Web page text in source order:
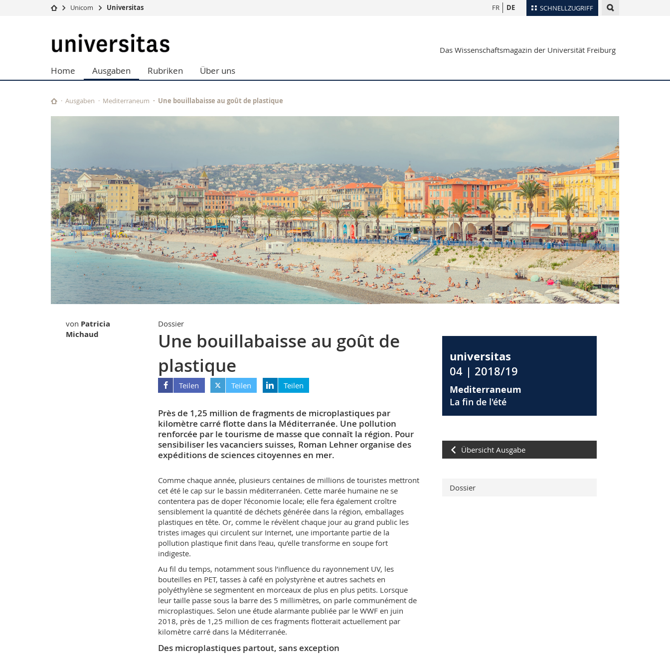
SCHNELLZUGRIFF
Universität
Studium
Forschung
Universität
Fakultäten
Theologische Fak.
Wirtschafts- und Sozialwissenschaftliche Fak.
Philosophische Fak.
Math.-Nat. und Med. Fak.
Studieninteressierte
Forschende
Ortsplan
Webmail
FR DE
Unicom Universitas
Universitas Das Wissenschaftsmagazin der Universität Freiburg
Home Ausgaben Rubriken Über uns
Ausgaben Mediterraneum Une bouillabaisse au goût de plastique
von Patricia
Michaud
Dossier
Une bouillabaisse au goût de
plastique
Teilen Teilen Teilen
Près de 1,25 million de fragments de microplastiques par
kilomètre carré flotte dans la Méditerranée. Une pollution
renforcée par le tourisme de masse que connaît la région. Pour
sensibiliser les vacanciers suisses, Roman Lehner organise des
expéditions de sciences citoyennes en mer.
Comme chaque année, plusieurs centaines de millions de touristes mettront
cet été le cap sur le bassin méditerranéen. Cette marée humaine ne se
contentera pas de doper l’économie locale; elle fera également croître
sensiblement la quantité de déchets générée dans la région, emballages
plastiques en tête. Or, comme le révèlent chaque jour au grand public les
tristes images qui circulent sur Internet, une importante partie de la
pollution plastique finit dans l’eau, qu’elle transforme en soupe fort
indigeste.
Au fil du temps, notamment sous l’influence du rayonnement UV, les
bouteilles en PET, tasses à café en polystyrène et autres sachets en
polyéthylène se segmentent en morceaux de plus en plus petits. Lorsque
leur taille passe sous la barre des 5 millimètres, on parle communément de
microplastiques. Selon une étude alarmante publiée par le WWF en juin
2018, près de 1,25 million de ces fragments flotterait actuellement par
kilomètre carré dans la Méditerranée.
Des microplastiques partout, sans exception
universitas
04 | 2018/19
Mediterraneum
La fin de l'été
Übersicht Ausgabe
Dossier